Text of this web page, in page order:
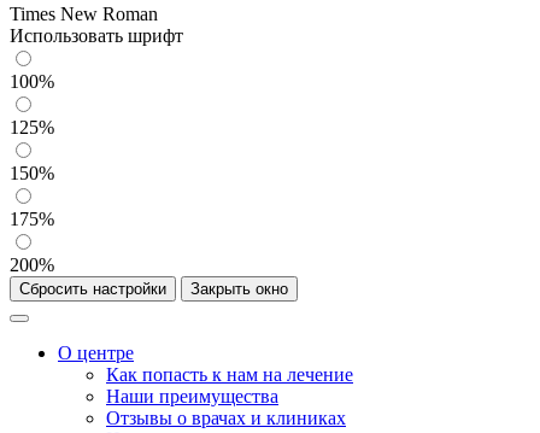
Times New Roman
Использовать шрифт
100%
125%
150%
175%
200%
Сбросить настройки Закрыть окно
О центре
Как попасть к нам на лечение
Наши преимущества
Отзывы о врачах и клиниках